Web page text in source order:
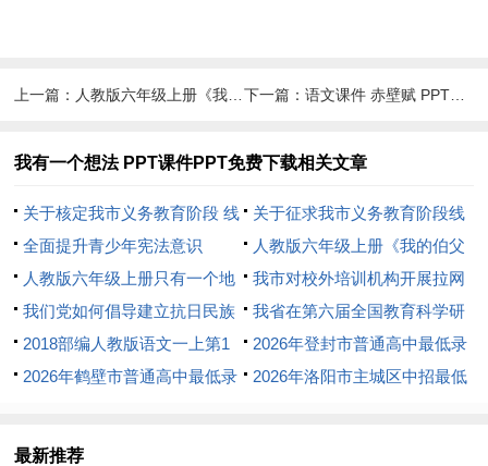
上一篇： 人教版六年级上册《我的伯父鲁迅先生》 创新教案下载 下一篇： 语文课件 赤壁赋 PPT课件教案免费下载
我有一个想法 PPT课件PPT免费下载相关文章
关于核定我市义务教育阶段 线
下学科类校外培训 收费标准有
关事项的通知
关于征求我市义务教育阶段线
下学科类 校外培训收费标准意
见的公告
全面提升青少年宪法意识
人教版六年级上册《我的伯父
鲁迅先生》 创新教案下载
人教版六年级上册只有一个地
球 教案课件下载
我市对校外培训机构开展拉网
式检查
我们党如何倡导建立抗日民族
统一战线
我省在第六届全国教育科学研
究优秀成果奖评比中取得新突破
2018部编人教版语文一上第1
课《 我是中国人》PPT课件
2026年登封市普通高中最低录
取控制分数线
2026年鹤壁市普通高中最低录
2026年洛阳市主城区中招最低
最新推荐